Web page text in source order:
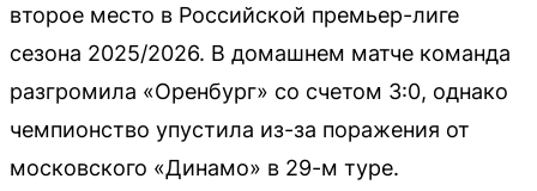
второе место в Российской премьер-лиге
сезона 2025/2026. В домашнем матче команда
разгромила «Оренбург» со счетом 3:0, однако
чемпионство упустила из-за поражения от
московского «Динамо» в 29-м туре.